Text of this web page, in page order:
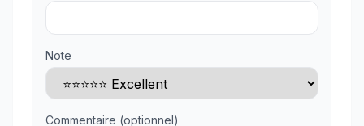
Note
Commentaire (optionnel)